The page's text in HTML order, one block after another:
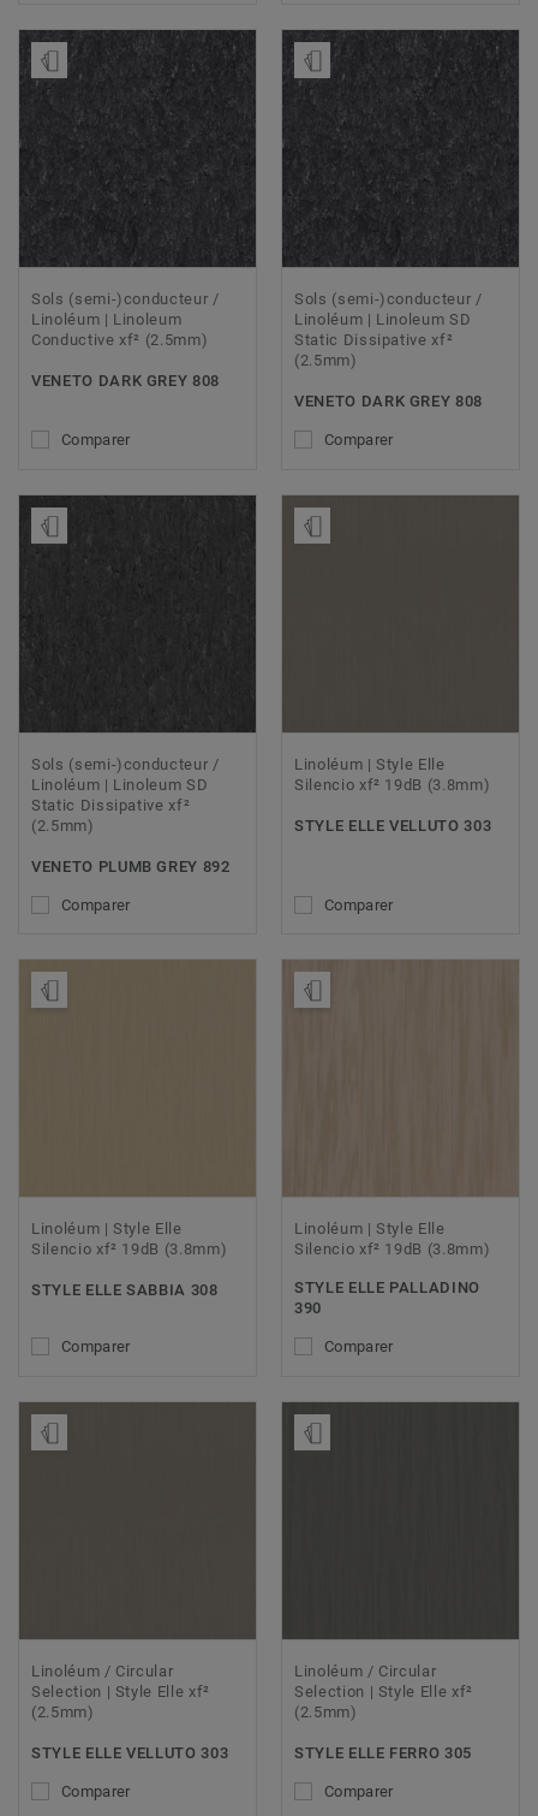
Ajouter échantillon
Sols (semi-)conducteur /
Linoléum | Linoleum
Conductive xf² (2.5mm)
VENETO DARK GREY 808
Comparer
Ajouter échantillon
Sols (semi-)conducteur /
Linoléum | Linoleum SD
Static Dissipative xf²
(2.5mm)
VENETO DARK GREY 808
Comparer
Sols (semi-)conducteur /
Linoléum | Linoleum SD
Static Dissipative xf²
(2.5mm)
VENETO PLUMB GREY 892
Comparer
Linoléum | Style Elle
Silencio xf² 19dB (3.8mm)
STYLE ELLE VELLUTO 303
Comparer
Linoléum | Style Elle
Silencio xf² 19dB (3.8mm)
STYLE ELLE SABBIA 308
Comparer
Linoléum | Style Elle
Silencio xf² 19dB (3.8mm)
STYLE ELLE PALLADINO
390
Comparer
Linoléum / Circular
Selection | Style Elle xf²
(2.5mm)
STYLE ELLE VELLUTO 303
Comparer
Linoléum / Circular
Selection | Style Elle xf²
(2.5mm)
STYLE ELLE FERRO 305
Comparer